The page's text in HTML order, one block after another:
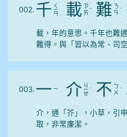
002. 千 ㄑ
ㄧ
ㄢ 載 ㄗ
ㄞ ˇ 難 ㄋ
ㄢ ˊ
載，年的意思。千年也難
難得。與「習以為常、司
003. 一 ㄧ 介 ㄐ
ㄧ
ㄝ
ˋ 不 ㄅ
ㄨ ˋ
介，通「芥」，小草，引
取，非常廉潔。